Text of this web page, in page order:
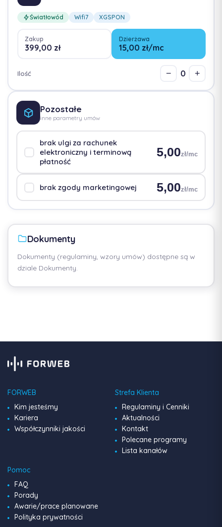
Światłowód Wifi7 XGSPON
Zakup
399,00 zł
Dzierżawa
15,00 zł/mc
Ilość − 0 +
Pozostałe
inne parametry umów
brak ulgi za rachunek
elektroniczny i terminową
płatność
5,00zł/mc
brak zgody marketingowej 5,00zł/mc
Dokumenty
Dokumenty (regulaminy, wzory umów) dostępne są w
dziale Dokumenty.
FORWEB
Kim jesteśmy
Kariera
Współczynniki jakości
Strefa Klienta
Regulaminy i Cenniki
Aktualności
Kontakt
Polecane programy
Lista kanałów
Pomoc
FAQ
Porady
Awarie/prace planowane
Polityka prywatności